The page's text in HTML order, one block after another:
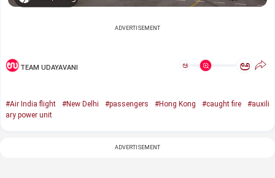
ADVERTISEMENT
TEAM UDAYAVANI ಅ ಅ
#Air India flight #New Delhi #passengers #Hong Kong #caught fire
#auxili
ary power unit
ADVERTISEMENT